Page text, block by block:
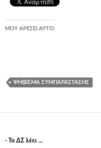
ΜΟΥ ΑΡΈΣΕΙ ΑΥΤΌ:
ΨΉΦΙΣΜΑ ΣΥΜΠΑΡΆΣΤΑΣΗΣ
- Το ΔΣ λέει ...